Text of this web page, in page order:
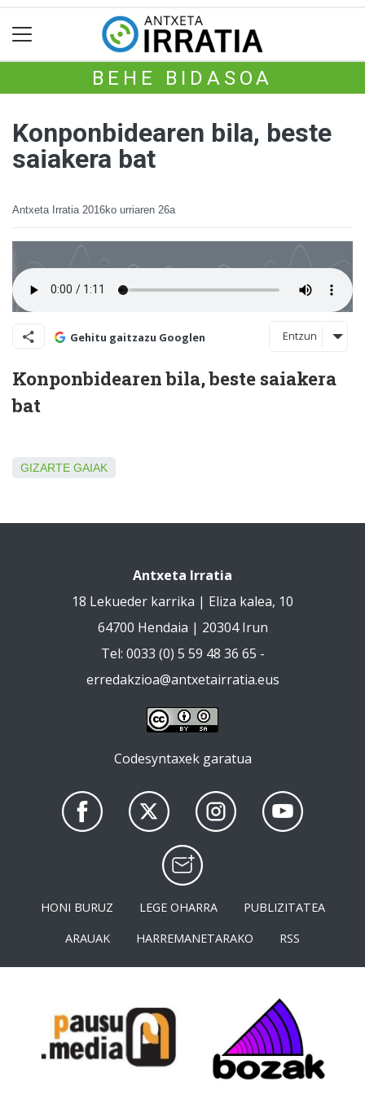
BEHE BIDASOA
Konponbidearen bila, beste
saiakera bat
Antxeta Irratia 2016ko urriaren 26a
Gehitu gaitzazu Googlen Entzun
Konponbidearen bila, beste saiakera
bat
GIZARTE GAIAK
Antxeta Irratia
18 Lekueder karrika | Eliza kalea, 10
64700 Hendaia | 20304 Irun
Tel: 0033 (0) 5 59 48 36 65 -
erredakzioa@antxetairratia.eus
Codesyntaxek garatua
HONI BURUZ LEGE OHARRA
PUBLIZITATEA
ARAUAK
HARREMANETARAKO RSS